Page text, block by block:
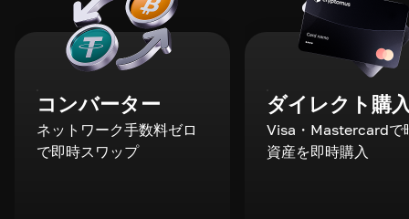
コンバーター
ネットワーク手数料ゼロ
で即時スワップ
ダイレクト購
Visa・Mastercardで
資産を即時購入